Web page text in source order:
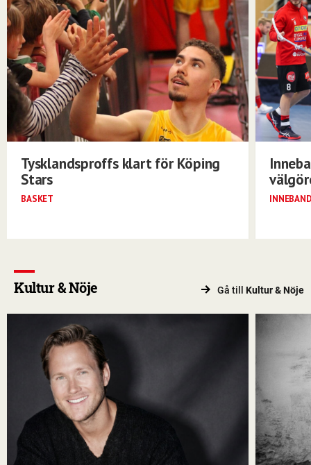
Tysklandsproffs klart för Köping
Stars
BASKET
Kultur & Nöje Gå till Kultur & Nöje